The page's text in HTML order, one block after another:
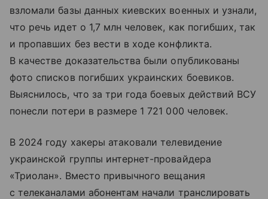
взломали базы данных киевских военных и узнали,
что речь идет о 1,7 млн человек, как погибших, так
и пропавших без вести в ходе конфликта.
В качестве доказательства были опубликованы
фото списков погибших украинских боевиков.
Выяснилось, что за три года боевых действий ВСУ
понесли потери в размере 1 721 000 человек.
В 2024 году хакеры атаковали телевидение
украинской группы интернет-провайдера
«Триолан». Вместо привычного вещания
с телеканалами абонентам начали транслировать